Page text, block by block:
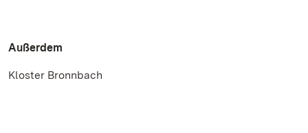
Außerdem
Kloster Bronnbach